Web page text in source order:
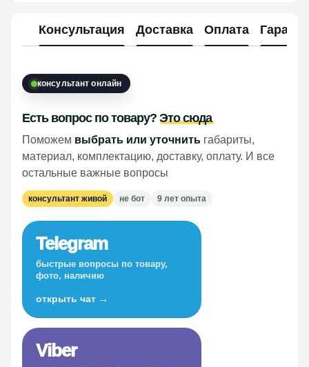
Консультация Доставка Оплата
консультант онлайн
Есть вопрос по товару?Это сюда
Поможем выбрать или уточнить габариты,
материал, комплектацию, доставку, оплату. И все
остальные важные вопросы
консультант живой не бот 9 лет опыта
Telegram
быстрые вопросы по товару,
фото, наличию
открыть чат →
Viber